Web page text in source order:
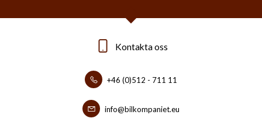
Kontakta oss
+46 (0)512 - 711 11
info@bilkompaniet.eu